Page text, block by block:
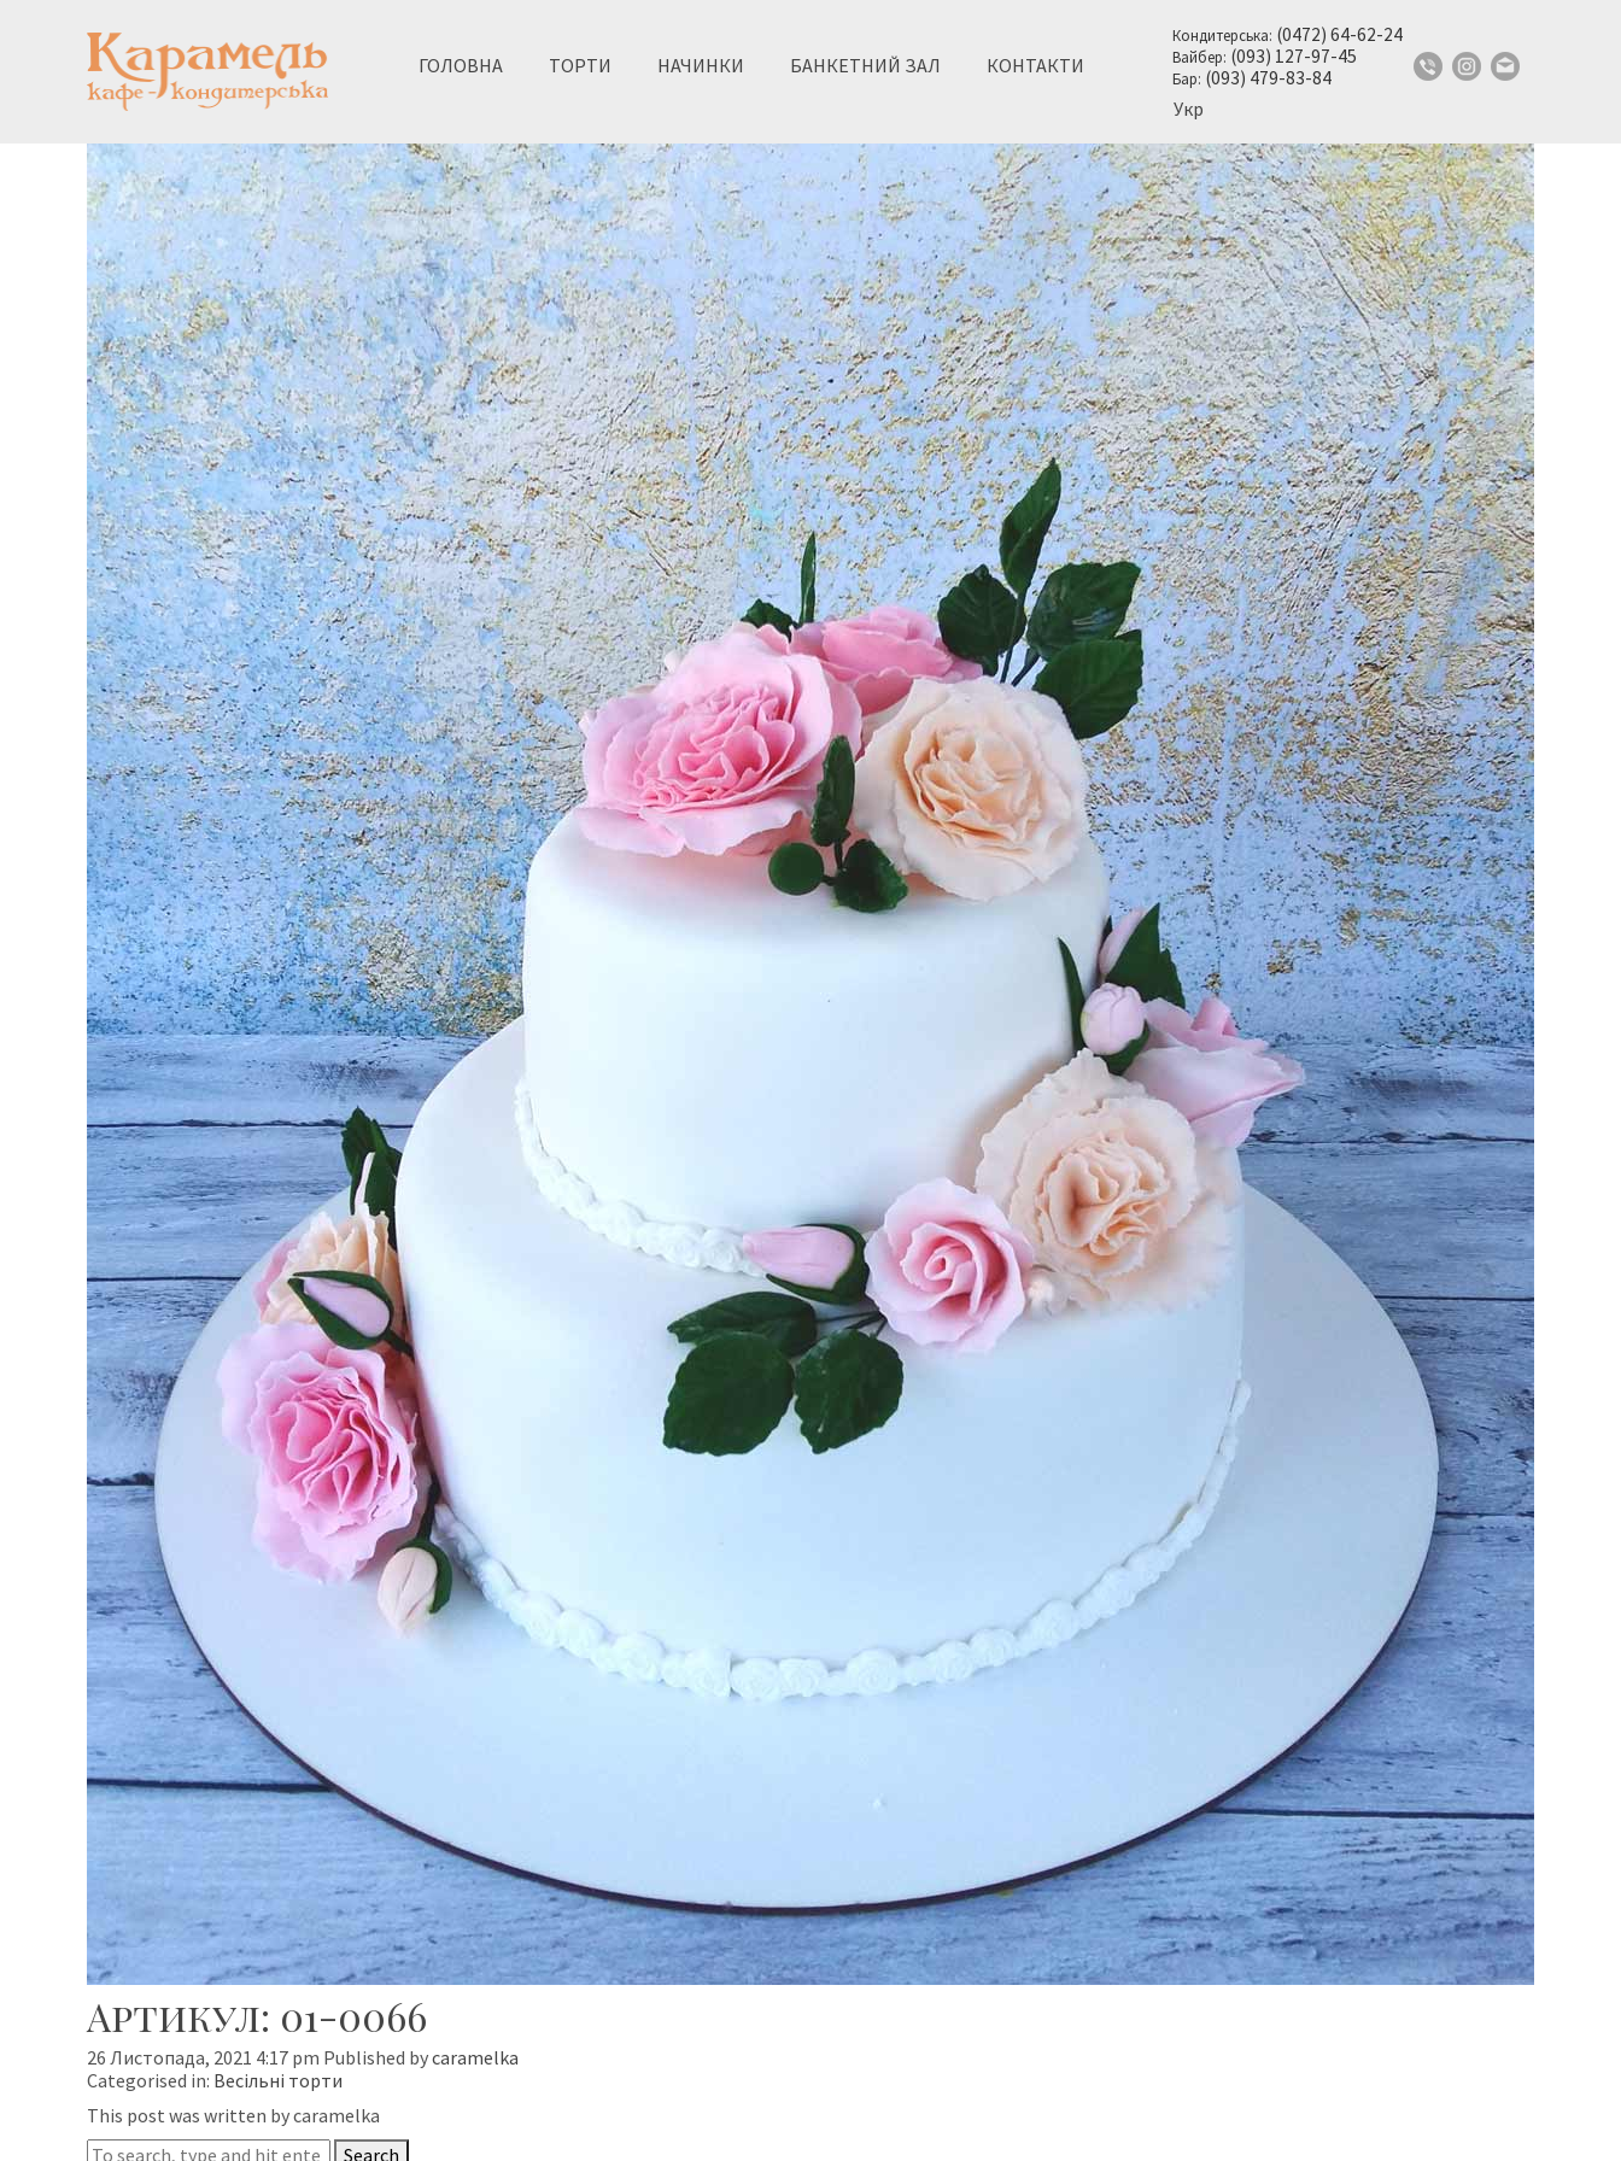
ГОЛОВНА ТОРТИ НАЧИНКИ БАНКЕТНИЙ ЗАЛ КОНТАКТИ
Кондитерська: (0472) 64-62-24
Вайбер: (093) 127-97-45
Бар: (093) 479-83-84
Укр
Артикул: 01-0066
26 Листопада, 2021 4:17 pm Published bycaramelka
Categorised in: Весільні торти
This post was written by caramelka
Search